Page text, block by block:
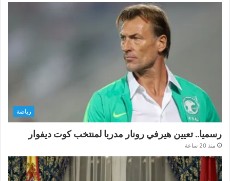
رياضة
رسميا.. تعيين هيرفي رونار مدربا لمنتخب كوت ديفوار
منذ 20 ساعة